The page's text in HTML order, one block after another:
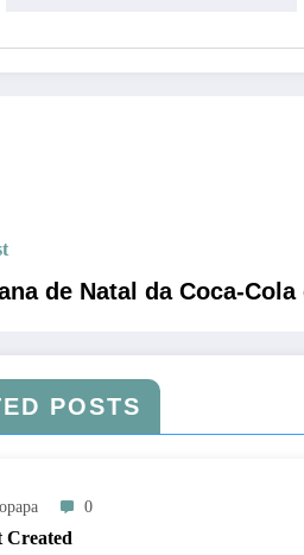
de Natal da Coca-
POSTS
0
Created